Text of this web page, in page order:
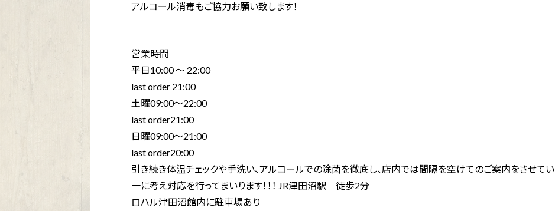
アルコール消毒もご協力お願い致します！
営業時間
平日10:00 〜 22:00
last order 21:00
土曜09:00〜22:00
last order21:00
日曜09:00〜21:00
last order20:00ㅤㅤㅤㅤㅤㅤㅤㅤㅤㅤㅤㅤㅤㅤㅤㅤㅤㅤㅤㅤㅤㅤㅤ
引き続き体温チェックや手洗い、アルコールでの除菌を徹底し、店内では間隔を空けてのご案内をさせて
一に考え対応を行ってまいります！！！ JR津田沼駅 徒歩2分
ロハル津田沼館内に駐車場あり